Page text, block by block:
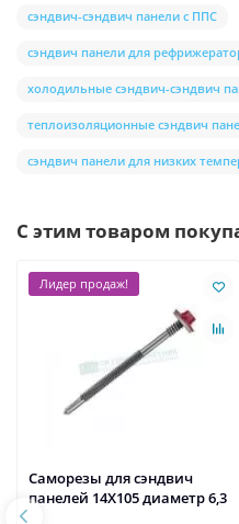
сэндвич-сэндвич панели с ППС
сэндвич панели для
холодильные сэндвич-сэндвич
теплоизоляционные сэндвич
сэндвич панели для низких
С этим товаром
Лидер продаж!
Саморезы для сэндвич
панелей 14X105 диаметр 6,3